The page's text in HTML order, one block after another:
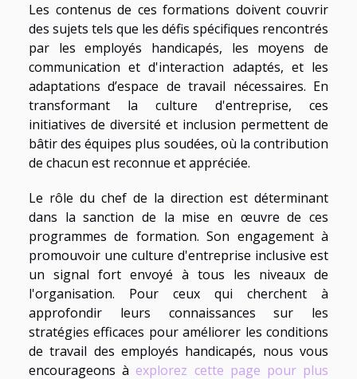
Les contenus de ces formations doivent couvrir
des sujets tels que les défis spécifiques rencontrés
par les employés handicapés, les moyens de
communication et d'interaction adaptés, et les
adaptations d’espace de travail nécessaires. En
transformant la culture d'entreprise, ces
initiatives de diversité et inclusion permettent de
bâtir des équipes plus soudées, où la contribution
de chacun est reconnue et appréciée.
Le rôle du chef de la direction est déterminant
dans la sanction de la mise en œuvre de ces
programmes de formation. Son engagement à
promouvoir une culture d'entreprise inclusive est
un signal fort envoyé à tous les niveaux de
l'organisation. Pour ceux qui cherchent à
approfondir leurs connaissances sur les
stratégies efficaces pour améliorer les conditions
de travail des employés handicapés, nous vous
encourageons à explorez cette page pour plus